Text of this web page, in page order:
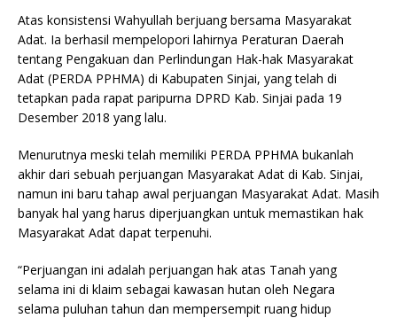
Atas konsistensi Wahyullah berjuang bersama Masyarakat
Adat. Ia berhasil mempelopori lahirnya Peraturan Daerah
tentang Pengakuan dan Perlindungan Hak-hak Masyarakat
Adat (PERDA PPHMA) di Kabupaten Sinjai, yang telah di
tetapkan pada rapat paripurna DPRD Kab. Sinjai pada 19
Desember 2018 yang lalu.
Menurutnya meski telah memiliki PERDA PPHMA bukanlah
akhir dari sebuah perjuangan Masyarakat Adat di Kab. Sinjai,
namun ini baru tahap awal perjuangan Masyarakat Adat. Masih
banyak hal yang harus diperjuangkan untuk memastikan hak
Masyarakat Adat dapat terpenuhi.
“Perjuangan ini adalah perjuangan hak atas Tanah yang
selama ini di klaim sebagai kawasan hutan oleh Negara
selama puluhan tahun dan mempersempit ruang hidup